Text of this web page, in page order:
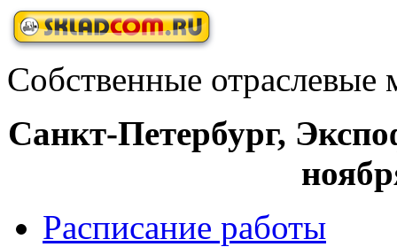
Собственные отраслевые
Санкт-Петербург,
Расписание работы